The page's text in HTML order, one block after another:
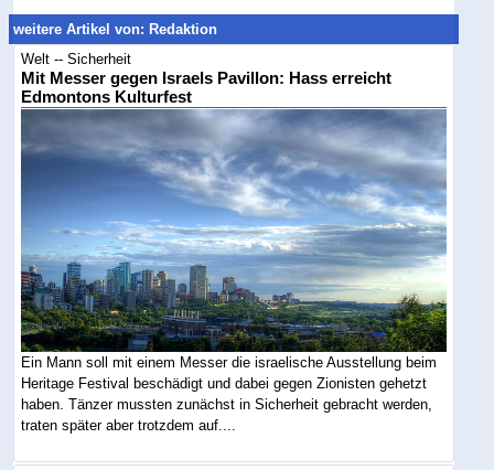
weitere Artikel von: Redaktion
Welt -- Sicherheit
Mit Messer gegen Israels Pavillon: Hass erreicht
Edmontons Kulturfest
Ein Mann soll mit einem Messer die israelische Ausstellung beim
Heritage Festival beschädigt und dabei gegen Zionisten gehetzt
haben. Tänzer mussten zunächst in Sicherheit gebracht werden,
traten später aber trotzdem auf....